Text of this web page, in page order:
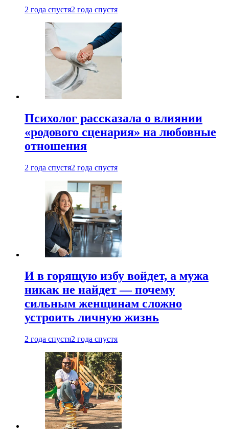
2 года спустя2 года спустя
Психолог рассказала о влиянии
«родового сценария» на любовные
отношения
2 года спустя2 года спустя
И в горящую избу войдет, а мужа
никак не найдет — почему
сильным женщинам сложно
устроить личную жизнь
2 года спустя2 года спустя